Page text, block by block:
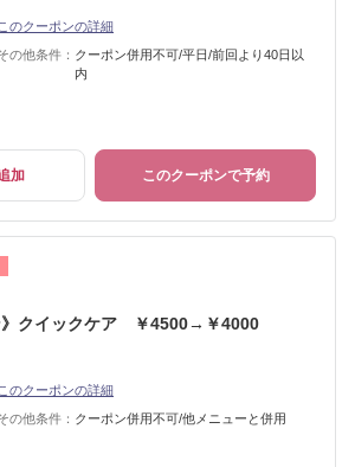
このクーポンの詳細
の他条件： クーポン併用不可/平日/前回より40日以
内
加 このクーポンで予約
》クイックケア ￥4500→￥4000
このクーポンの詳細
の他条件： クーポン併用不可/他メニューと併用